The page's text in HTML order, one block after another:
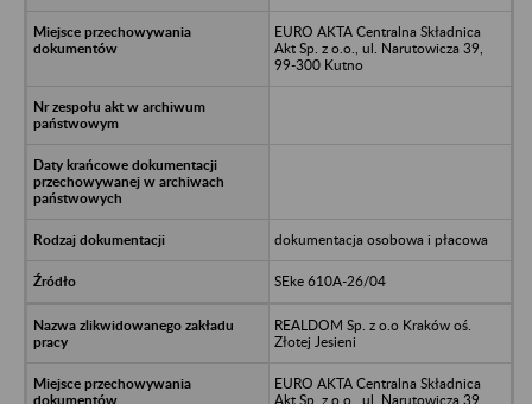
EURO AKTA Centralna Składnica
Akt Sp. z o.o., ul. Narutowicza 39,
99-300 Kutno
dokumentacja osobowa i płacowa
SEke 610A-26/04
REALDOM Sp. z o.o Kraków oś.
Złotej Jesieni
EURO AKTA Centralna Składnica
Akt Sp. z o.o., ul. Narutowicza 39,